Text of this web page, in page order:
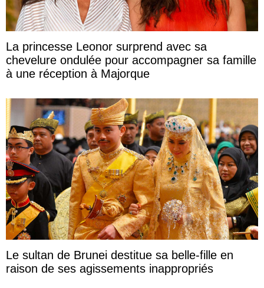
La princesse Leonor surprend avec sa
chevelure ondulée pour accompagner sa famille
à une réception à Majorque
Le sultan de Brunei destitue sa belle-fille en
raison de ses agissements inappropriés